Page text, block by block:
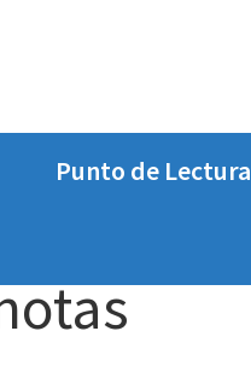
Punto de Lectura